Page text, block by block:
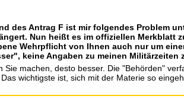
des Antrag F ist mir folgendes Problem
Nun heißt es im offiziellen Merkblatt
Wehrpflicht von Ihnen auch nur um
keine Angaben zu meinen Militärzeiten
Sie machen, desto besser. Die "Behörden"
wichtigste ist, sich mit der Materie so